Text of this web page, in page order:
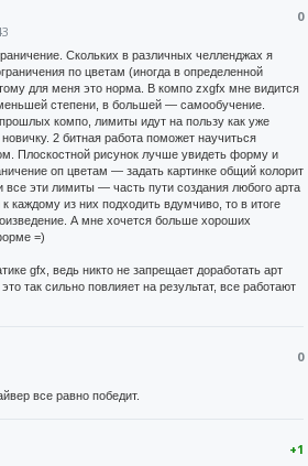
0
Скольких в различных челленджах я
по цветам (иногда в определенной
для меня это норма. В компо zxgfx мне видится
степени, в большей — самообучение.
компо, лимиты идут на пользу как уже
2 битная работа поможет научиться
Плоскостной рисунок лучше увидеть форму и
оп цветам — задать картинке общий колорит
все эти лимиты — часть пути создания любого арта
каждому из них подходить вдумчиво, то в итоге
А мне хочется больше хороших
=)
gfx, ведь никто не запрещает доработать арт
так сильно повлияет на результат, все работают
0
все равно победит.
+1